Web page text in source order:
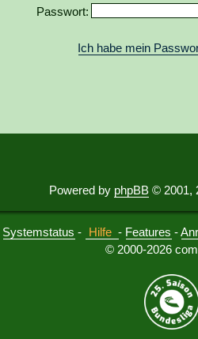
Passwort:
Ich habe mein
Powered by phpBB © 2001,
Systemstatus - Hilfe - Features -
© 2000-2026